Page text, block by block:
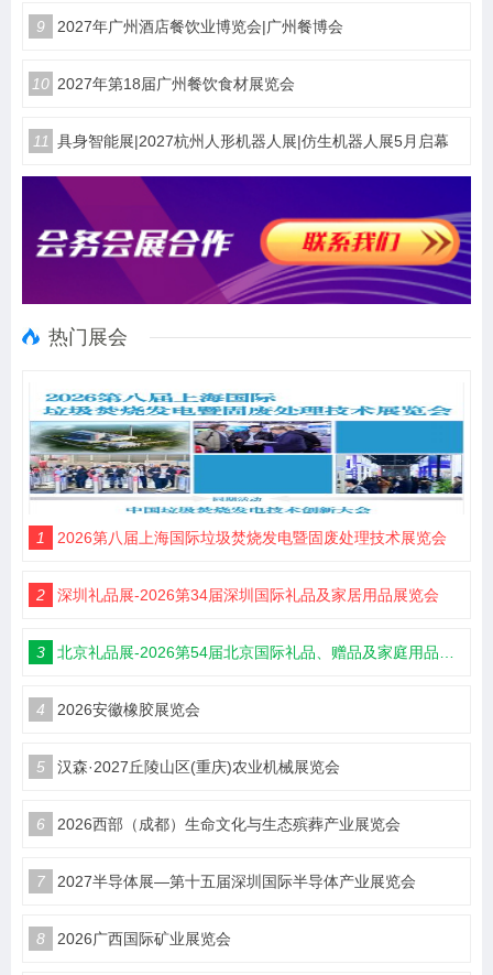
9 2027年广州酒店餐饮业博览会|广州餐博会
10 2027年第18届广州餐饮食材展览会
11 具身智能展|2027杭州人形机器人展|仿生机器人展5月启幕
热门展会
1 2026第八届上海国际垃圾焚烧发电暨固废处理技术展览会
2 深圳礼品展-2026第34届深圳国际礼品及家居用品展览会
3 北京礼品展-2026第54届北京国际礼品、赠品及家庭用品展览会
4 2026安徽橡胶展览会
5 汉森·2027丘陵山区(重庆)农业机械展览会
6 2026西部（成都）生命文化与生态殡葬产业展览会
7 2027半导体展—第十五届深圳国际半导体产业展览会
8 2026广西国际矿业展览会